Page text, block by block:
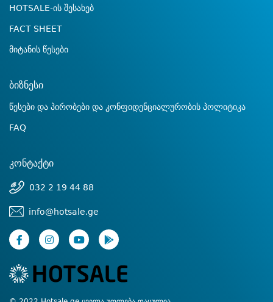
HOTSALE-ის შესახებ
FACT SHEET
მიტანის წესები
ბიზნესი
წესები და პირობები და კონფიდენციალურობის პოლიტიკა
FAQ
კონტაქტი
032 2 19 44 88
info@hotsale.ge